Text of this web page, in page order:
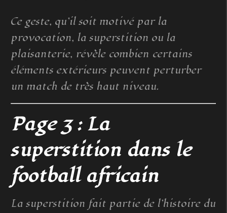
Ce geste, qu’il soit motivé par la
provocation, la superstition ou la
plaisanterie, révèle combien certains
éléments extérieurs peuvent perturber
un match de très haut niveau.
Page 3 : La
superstition dans le
football africain
La superstition fait partie de l’histoire du